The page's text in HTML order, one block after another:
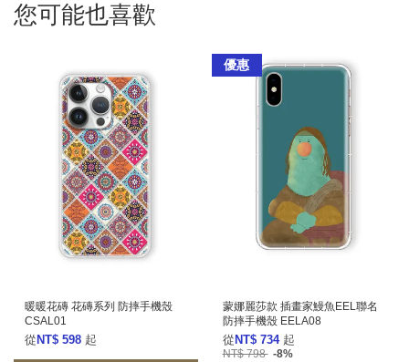
您可能也喜歡
暖暖花磚 花磚系列 防摔手機殼
CSAL01
從 NT$ 598 起
優惠
蒙娜麗莎款 插畫家鰻魚EEL聯名
防摔手機殼 EELA08
從 NT$ 734 起
NT$ 798 -8%